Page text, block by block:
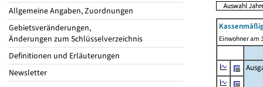
Allgemeine Angaben, Zuordnungen
Gebietsveränderungen,
Änderungen zum Schlüsselverzeichnis
Definitionen und Erläuterungen
Newsletter
Einwohner am